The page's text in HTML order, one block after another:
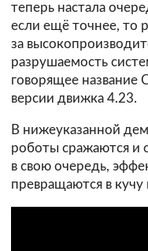
теперь настала
если ещё точнее, то
за
разрушаемость
говорящее название
версии движка 4.23.
В нижеуказанной
роботы сражаются и
в свою очередь,
превращаются в